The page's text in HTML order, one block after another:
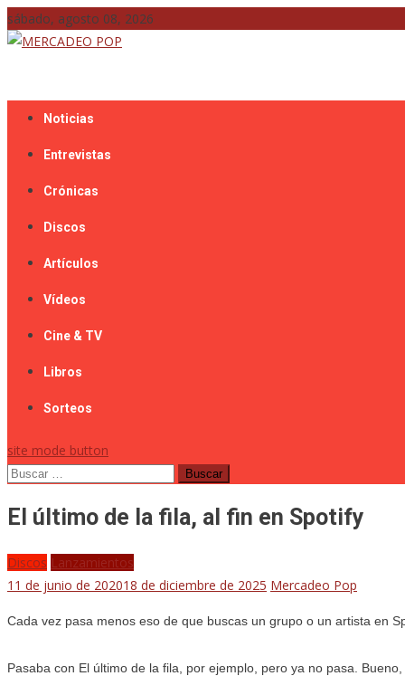
Skip
to
sábado, agosto 08, 2026
Noticias
Entrevistas
Crónicas
Discos
Artículos
Vídeos
Cine & TV
Libros
Sorteos
site mode button
Buscar:
El último de la fila, al fin en Spotify
Discos Lanzamientos
11 de junio de 202018 de diciembre de 2025 Mercadeo Pop
Cada vez pasa menos eso de que buscas un grupo o un artista en
Pasaba con El último de la fila, por ejemplo, pero ya no pasa.